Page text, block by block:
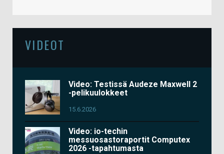
VIDEOT
Video: Testissä Audeze Maxwell 2
-pelikuulokkeet
15.6.2026
Video: io-techin
messuosastoraportit Computex
2026 -tapahtumasta